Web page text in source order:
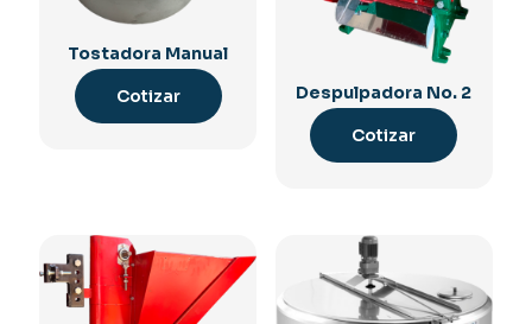
Tostadora Manual
Cotizar
Despulpadora No. 2
Cotizar